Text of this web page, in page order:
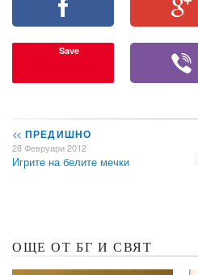
Save
<< ПРЕДИШНО
28 Февруари 2012
Игрите на белите мечки
ОЩЕ ОТ БГ И СВЯТ